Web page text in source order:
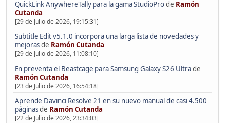
QuickLink AnywhereTally para la gama StudioProde Ramón
Cutanda
[29 de Julio de 2026, 19:15:31]
Subtitle Edit v5.1.0 incorpora una larga lista de novedades y
mejorasde Ramón Cutanda
[29 de Julio de 2026, 11:08:10]
En preventa el Beastcage para Samsung Galaxy S26 Ultrade
Ramón Cutanda
[23 de Julio de 2026, 16:54:18]
Aprende Davinci Resolve 21 en su nuevo manual de casi 4.500
páginasde Ramón Cutanda
[22 de Julio de 2026, 23:34:03]